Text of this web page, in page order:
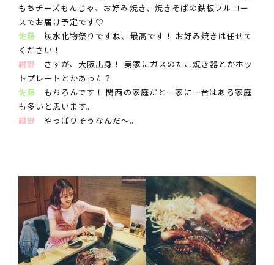
もちチーズもんじゃ、お好み焼き、焼きそばの鉄板フルコー
スでお届け予定です♡
佐藤 炭水化物祭りですね、最高です！ お好み焼きは任せて
ください！
紺野 さすが、大阪出身！ 実家にガスのたこ焼き器とかホッ
トプレートとかあった？
佐藤 もちろんです！ 関西の家庭だと一家に一台はある家庭
も多いと思います。
紺野 やっぱりそうなんだ〜。